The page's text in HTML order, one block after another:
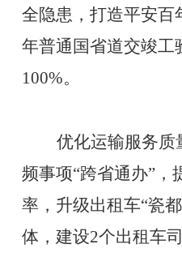
全隐患，打造平安百
年普通国省道交竣工
100%。
优化运输服务质
频事项“跨省通办”，
率，升级出租车“瓷
体，建设2个出租车司